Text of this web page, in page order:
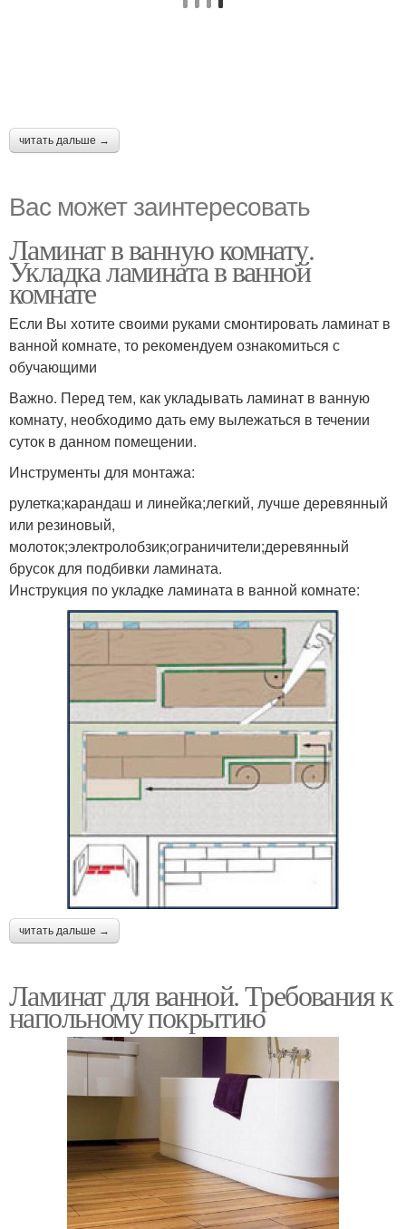
читать дальше →
Вас может заинтересовать
Ламинат в ванную комнату.
Укладка ламината в ванной
комнате
Если Вы хотите своими руками смонтировать ламинат в
ванной комнате, то рекомендуем ознакомиться с
обучающими
Важно. Перед тем, как укладывать ламинат в ванную
комнату, необходимо дать ему вылежаться в течении
суток в данном помещении.
Инструменты для монтажа:
рулетка;карандаш и линейка;легкий, лучше деревянный
или резиновый,
молоток;электролобзик;ограничители;деревянный
брусок для подбивки ламината.
Инструкция по укладке ламината в ванной комнате:
читать дальше →
Ламинат для ванной. Требования к
напольному покрытию